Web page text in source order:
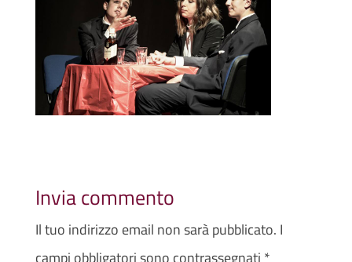
Invia commento
Il tuo indirizzo email non sarà pubblicato. I
campi obbligatori sono contrassegnati *